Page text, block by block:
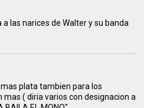
a las narices de Walter y su banda
plata tambien para los
mas ( diria varios con designacion a